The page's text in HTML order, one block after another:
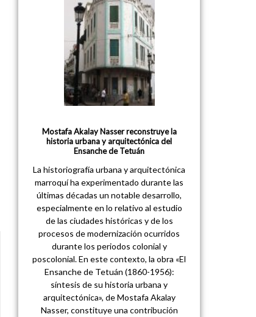
Mostafa Akalay Nasser reconstruye la
historia urbana y arquitectónica del
Ensanche de Tetuán
La historiografía urbana y arquitectónica
marroquí ha experimentado durante las
últimas décadas un notable desarrollo,
especialmente en lo relativo al estudio
de las ciudades históricas y de los
procesos de modernización ocurridos
durante los periodos colonial y
poscolonial. En este contexto, la obra «El
Ensanche de Tetuán (1860-1956):
síntesis de su historia urbana y
arquitectónica», de Mostafa Akalay
Nasser, constituye una contribución